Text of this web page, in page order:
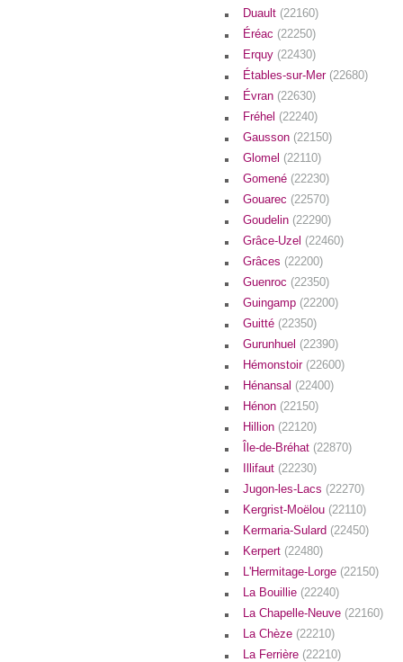
Duault (22160)
Éréac (22250)
Erquy (22430)
Étables-sur-Mer (22680)
Évran (22630)
Fréhel (22240)
Gausson (22150)
Glomel (22110)
Gomené (22230)
Gouarec (22570)
Goudelin (22290)
Grâce-Uzel (22460)
Grâces (22200)
Guenroc (22350)
Guingamp (22200)
Guitté (22350)
Gurunhuel (22390)
Hémonstoir (22600)
Hénansal (22400)
Hénon (22150)
Hillion (22120)
Île-de-Bréhat (22870)
Illifaut (22230)
Jugon-les-Lacs (22270)
Kergrist-Moëlou (22110)
Kermaria-Sulard (22450)
Kerpert (22480)
L'Hermitage-Lorge (22150)
La Bouillie (22240)
La Chapelle-Neuve (22160)
La Chèze (22210)
La Ferrière (22210)